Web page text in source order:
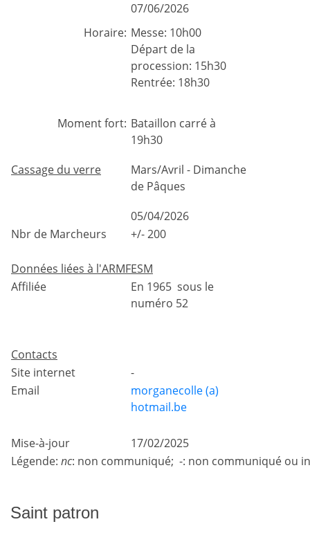
07/06/2026
Horaire: Messe: 10h00
Départ de la
procession: 15h30
Rentrée: 18h30
Moment fort: Bataillon carré à
19h30
Cassage du verre
Mars/Avril - Dimanche
de Pâques
05/04/2026
Nbr de Marcheurs
+/- 200
Données liées à l'ARMFESM
Affiliée
En 1965 sous le
numéro 52
Contacts
Site internet
-
Email
morganecolle (a)
hotmail.be
Mise-à-jour
17/02/2025
Légende: nc: non communiqué; -: non communiqué ou
Saint patron